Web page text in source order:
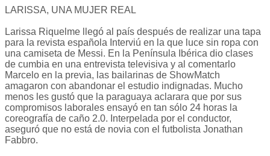
LARISSA, UNA MUJER REAL
Larissa Riquelme llegó al país después de realizar una tapa
para la revista española Interviú en la que luce sin ropa con
una camiseta de Messi. En la Península Ibérica dio clases
de cumbia en una entrevista televisiva y al comentarlo
Marcelo en la previa, las bailarinas de ShowMatch
amagaron con abandonar el estudio indignadas. Mucho
menos les gustó que la paraguaya aclarara que por sus
compromisos laborales ensayó en tan sólo 24 horas la
coreografía de caño 2.0. Interpelada por el conductor,
aseguró que no está de novia con el futbolista Jonathan
Fabbro.